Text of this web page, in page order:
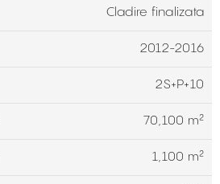
Cladire finalizata
2012-2016
2S+P+10
70,100 m²
1,100 m²